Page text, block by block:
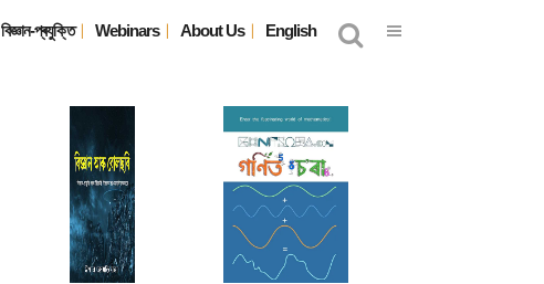
বিজ্ঞান-প্ৰযুক্তি Webinars About Us English